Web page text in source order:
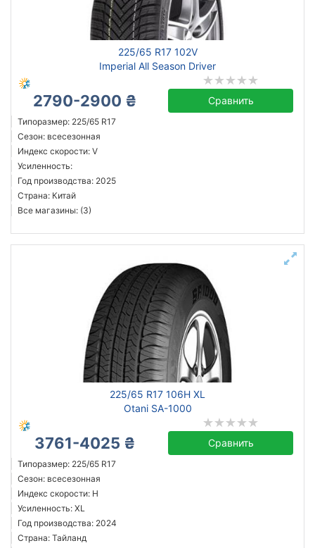
225/65 R17 102V
Imperial All Season Driver
2790-2900 ₴ Сравнить
Типоразмер: 225/65 R17
Сезон: всесезонная
Индекс скорости: V
Усиленность:
Год производства: 2025
Страна: Китай
Все магазины: (3)
225/65 R17 106H XL
Otani SA-1000
3761-4025 ₴ Сравнить
Типоразмер: 225/65 R17
Сезон: всесезонная
Индекс скорости: H
Усиленность: XL
Год производства: 2024
Страна: Тайланд